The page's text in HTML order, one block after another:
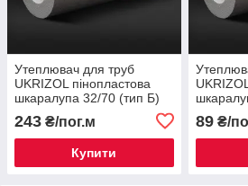
Утеплювач для труб
UKRIZOL пінопластова
шкаралупа 32/70 (тип Б)
243 ₴/пог.м
Купити
89₴/